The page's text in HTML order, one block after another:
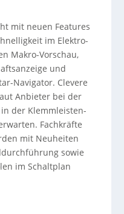
mit neuen Features
im Elektro-
Makro-Vorschau,
und
Navigator. Clevere
Anbieter bei der
der Klemmleisten-
Fachkräfte
mit Neuheiten
sowie
im Schaltplan